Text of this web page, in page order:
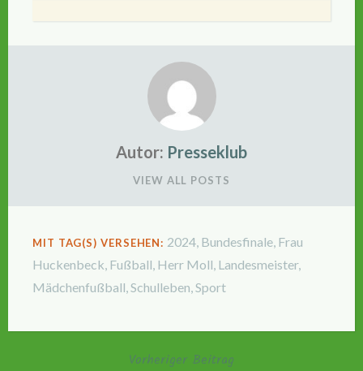
Autor: Presseklub
VIEW ALL POSTS
MIT TAG(S) VERSEHEN: 2024, Bundesfinale, Frau
Huckenbeck, Fußball, Herr Moll, Landesmeister,
Mädchenfußball,Schulleben,Sport
BeitragsnavigationVorheriger Beitrag